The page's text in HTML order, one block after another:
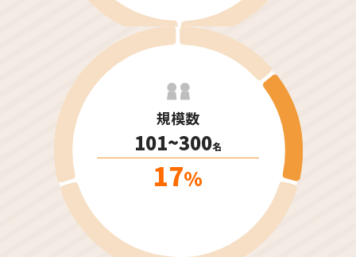
規模数
101~300名
17%